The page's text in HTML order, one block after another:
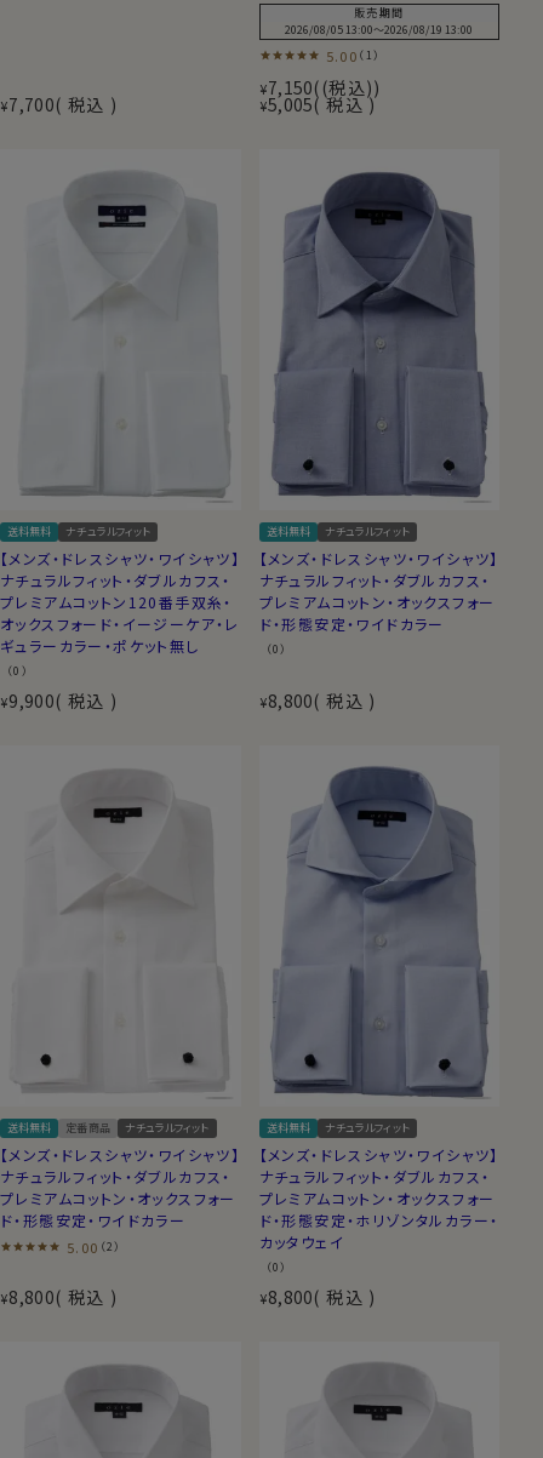
¥7,700 税込
販売期間
2026/08/05 13:00〜2026/08/19 13:00
5.00 （1）
¥7,150 (税込)
¥5,005 税込
送料無料 ナチュラルフィット
【メンズ・ドレスシャツ・ワイシャツ】
ナチュラルフィット・ダブルカフス・
プレミアムコットン120番手双糸・
オックスフォード・イージーケア・レ
ギュラーカラー・ポケット無し
（0）
¥9,900 税込
送料無料 ナチュラルフィット
【メンズ・ドレスシャツ・ワイシャツ】
ナチュラルフィット・ダブルカフス・
プレミアムコットン・オックスフォー
ド・形態安定・ワイドカラー
（0）
¥8,800 税込
送料無料 定番商品 ナチュラルフィット
【メンズ・ドレスシャツ・ワイシャツ】
ナチュラルフィット・ダブルカフス・
プレミアムコットン・オックスフォー
ド・形態安定・ワイドカラー
5.00 （2）
¥8,800 税込
送料無料 ナチュラルフィット
【メンズ・ドレスシャツ・ワイシャツ】
ナチュラルフィット・ダブルカフス・
プレミアムコットン・オックスフォー
ド・形態安定・ホリゾンタルカラー・
カッタウェイ
（0）
¥8,800 税込